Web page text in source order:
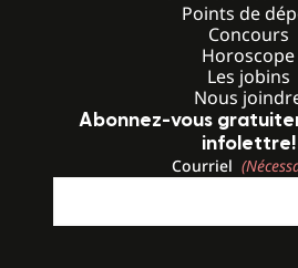
Points de
Concours
Horoscope
Les jobins
Nous
Abonnez-vous
infolettre!
Courriel